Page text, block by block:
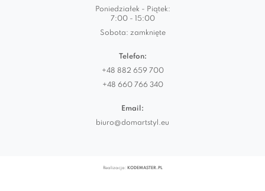
Poniedziałek - Piątek:
7:00 - 15:00
Sobota: zamknięte
Telefon:
+48 882 659 700
+48 660 766 340
Email:
biuro@domartstyl.eu
Realizacja: KODEMASTER.PL